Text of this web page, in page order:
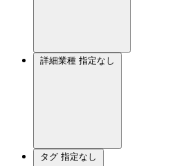
詳細業種 指定なし
タグ 指定なし